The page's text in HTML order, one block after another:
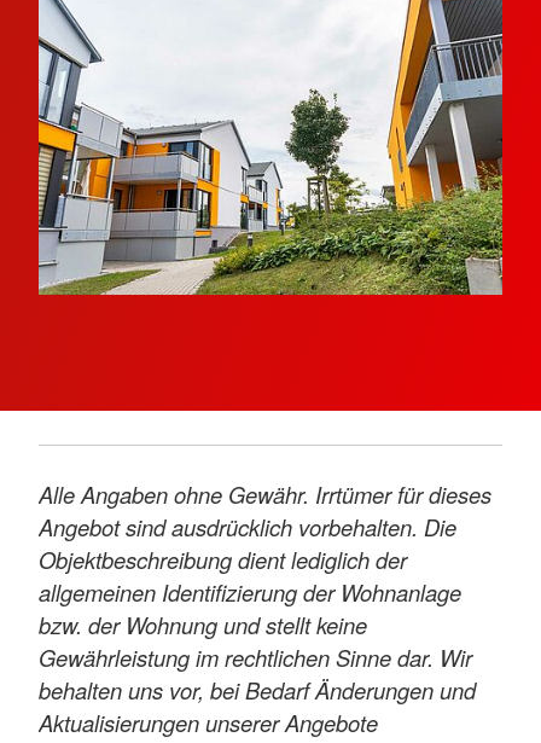
Die Bäder wurden 2008 behindertengerecht
modernisiert. Sie sind mit barrierefrei
zugänglichen Duschen, Haltegriffen und einem
Waschmaschinenanschluss ausgestattet. Zu
jeder Wohnung gehört ein eigener Kellerraum.
Sitzgruppen im Treppenhaus und in den
Nischen der Laubengänge schaffen Orte der
Begegnung und laden zu Gesprächen ein.
großzügige Außenbereich mit Grünflächen und
mehreren Sitzgelegenheiten bietet Raum zum
Verweilen und Entspannen.
Unsere Leistungen im Altersgerechten
Wohnen
Sie profitieren von attraktivem Wohnraum in
idyllischer Lage, vielfältigen Serviceangeboten
und einem festen Ansprechpartner vor Ort.
Alle Angaben ohne Gewähr. Irrtümer für dieses
Angebot sind ausdrücklich vorbehalten. Die
Objektbeschreibung dient lediglich der
allgemeinen Identifizierung der Wohnanlage
bzw. der Wohnung und stellt keine
Gewährleistung im rechtlichen Sinne dar. Wir
behalten uns vor, bei Bedarf Änderungen und
Aktualisierungen unserer Angebote